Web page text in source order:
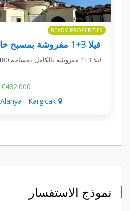
READY PROPERTIES
فيلا 3+1 مفروشة بالكامل بمساحة 180 م² ضمن مجمع…
€482.000
- Kargıcak
نموذج الاستفسار